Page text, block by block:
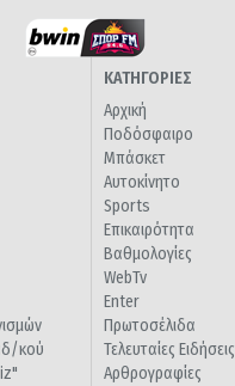
κού
ΚΑΤΗΓΟΡΙΕΣ
Αρχική
Ποδόσφαιρο
Μπάσκετ
Αυτοκίνητο
Sports
Επικαιρότητα
Βαθμολογίες
WebTv
Enter
Πρωτοσέλιδα
Τελευταίες Ειδήσεις
Αρθρογραφίες